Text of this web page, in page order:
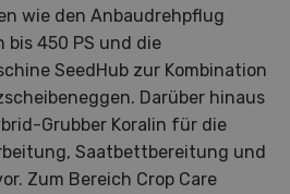
wie den Anbaudrehpflug
450 PS und die
SeedHub zur Kombination
Darüber hinaus
Grubber Koralin für die
Saatbettbereitung und
Zum Bereich Crop Care